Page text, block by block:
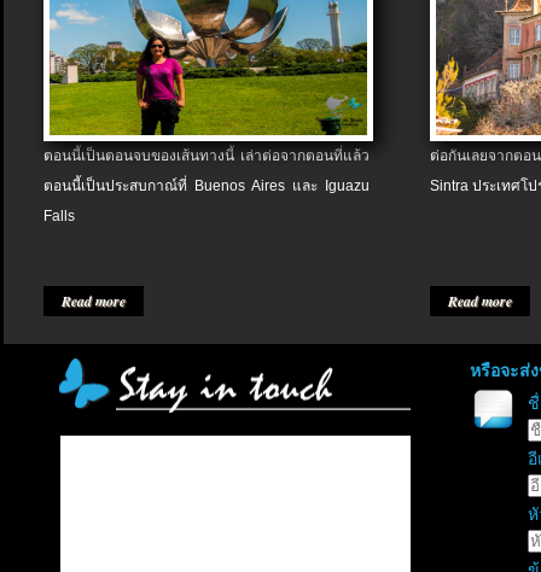
ตอนนี้เป็นตอนจบของเส้นทางนี้ เล่าต่อจากตอนที่แล้ว
ตอนนี้เป็นประสบกาณ์ที่ Buenos Aires และ Iguazu
Falls
Read more
ต่อกันเลยจากต
Sintra ประเทศโป
Read more
หรือจะส่
อี
หั